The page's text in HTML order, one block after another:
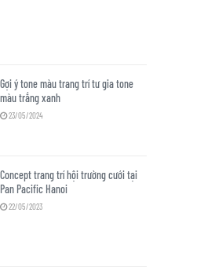
Gợi ý tone màu trang trí tư gia tone
màu trắng xanh
23/05/2024
Concept trang trí hội trường cưới tại
Pan Pacific Hanoi
22/05/2023